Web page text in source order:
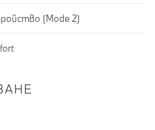
(Mode 2)